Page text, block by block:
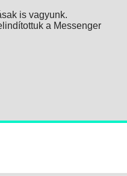
is vagyunk.
a Messenger